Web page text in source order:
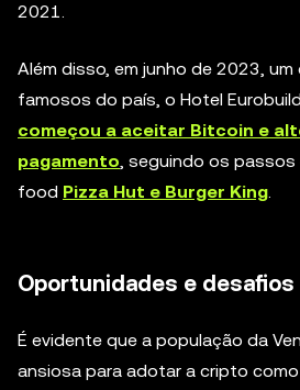
2021.
Além disso, em junho de 2023,
famosos do país, o Hotel
começou a aceitar Bitcoin e
pagamento, seguindo os
food Pizza Hut e Burger King.
Oportunidades e
É evidente que a população da
ansiosa para adotar a cripto